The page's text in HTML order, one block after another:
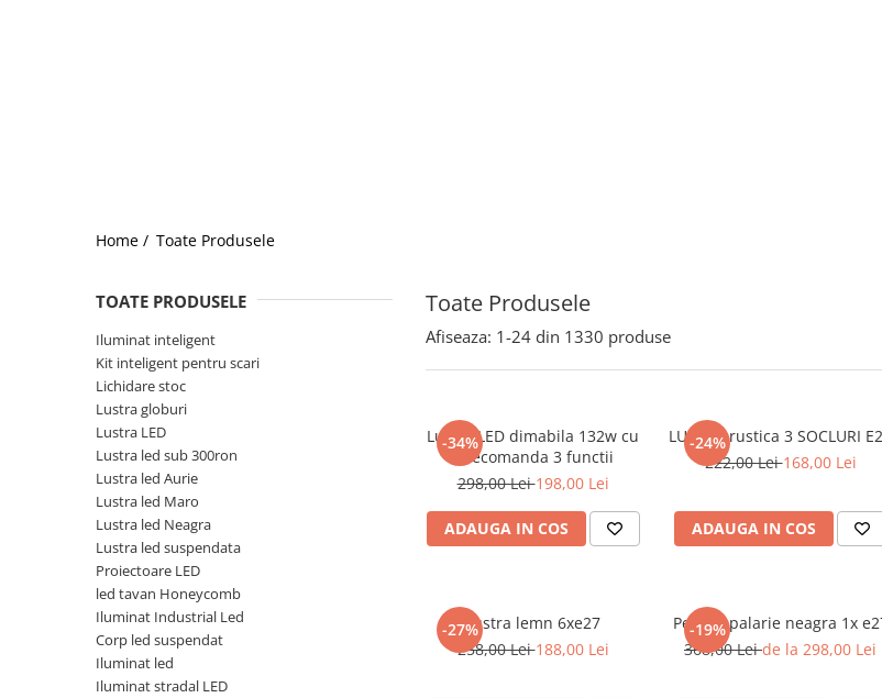
Home / Toate Produsele
Toate Produsele
TOATE PRODUSELE
Iluminat inteligent
Kit inteligent pentru scari
Lichidare stoc
Lustra globuri
Lustra LED
Lustra led sub 300ron
Lustra led Aurie
Lustra led Maro
Lustra led Neagra
Lustra led suspendata
Proiectoare LED
led tavan Honeycomb
Iluminat Industrial Led
Corp led suspendat
Iluminat led
Iluminat stradal LED
Afiseaza: 1-24 din 1330 produse
-34%
Lustra LED dimabila 132w cu
telecomanda 3 functii
298,00 Lei198,00 Lei
ADAUGA IN COS
-24%
LUSTRA rustica 3 SOCLURI
222,00 Lei168,00 Lei
ADAUGA IN COS
-27%Lustra lemn 6xe27
258,00 Lei188,00 Lei
-19%
Pendul palarie neagra 1x
368,00 Leide la 298,00 Lei